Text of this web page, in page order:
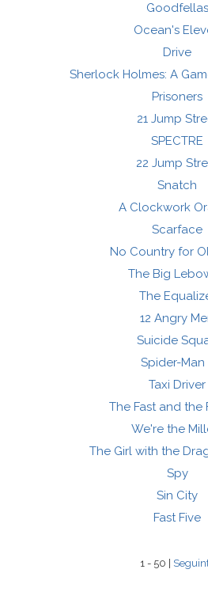
Goodfellas
Ocean's
Drive
Sherlock Holmes: A
Prisoners
21 Jump
SPECTRE
22 Jump
Snatch
A Clockwork
Scarface
No Country for
The Big
The
12 Angry
Suicide
Spider-Man
Taxi Driver
The Fast and the
We're the
The Girl with the
Spy
Sin City
Fast Five
1 - 50 |